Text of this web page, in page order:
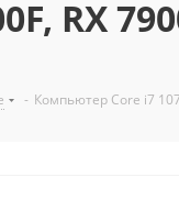
RX
- Компьютер Core i7